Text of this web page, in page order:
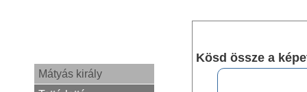
Mátyás király
Kösd össze a